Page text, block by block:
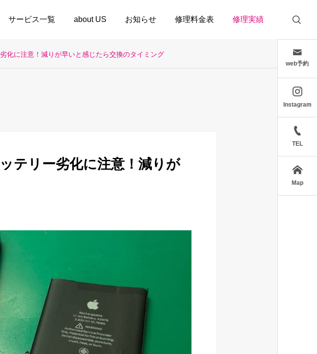
サービス一覧 about US お知らせ 修理料金表 修理実績
web予約
Instagram
TEL
Map
化に注意！減りが早いと感じたら交換のタイミング
テリー劣化に注意！減りが